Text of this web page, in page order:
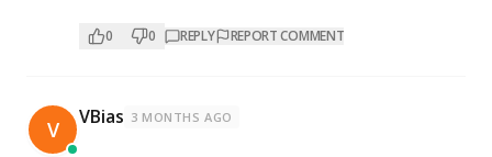
0 0 REPLY REPORT COMMENT
V VBias 3 MONTHS AGO